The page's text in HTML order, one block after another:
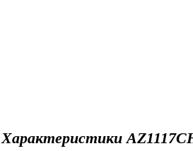
Характеристики